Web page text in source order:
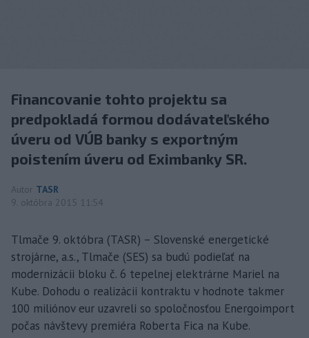
Financovanie tohto projektu sa
predpokladá formou dodávateľského
úveru od VÚB banky s exportným
poistením úveru od Eximbanky SR.
Autor TASR
9. októbra 2015 11:54
Tlmače 9. októbra (TASR) – Slovenské energetické
strojárne, a.s., Tlmače (SES) sa budú podieľať na
modernizácii bloku č. 6 tepelnej elektrárne Mariel na
Kube. Dohodu o realizácii kontraktu v hodnote takmer
100 miliónov eur uzavreli so spoločnosťou Energoimport
počas návštevy premiéra Roberta Fica na Kube.